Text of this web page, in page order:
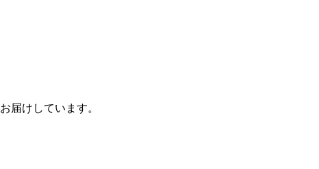
届けしています。